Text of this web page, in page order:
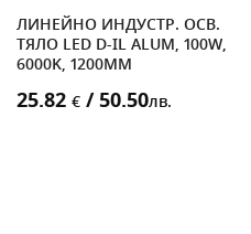
ЛИНЕЙНО ИНДУСТР. ОСВ.
ТЯЛО LED D-IL ALUM, 100W,
6000K, 1200MM
25.82 € / 50.50лв.